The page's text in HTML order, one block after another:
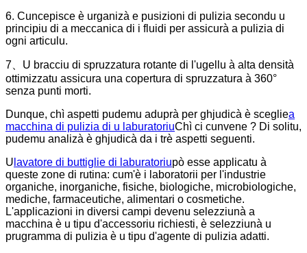
6. Cuncepisce è urganizà e pusizioni di pulizia secondu u
principiu di a meccanica di i fluidi per assicurà a pulizia di
ogni articulu.
7、U bracciu di spruzzatura rotante di l'ugellu à alta densità
ottimizzatu assicura una copertura di spruzzatura à 360°
senza punti morti.
Dunque, chì aspetti pudemu aduprà per ghjudicà è scegliea
macchina di pulizia di u laburatoriuChì ci cunvene ? Di solitu,
pudemu analizà è ghjudicà da i trè aspetti seguenti.
U lavatore di buttiglie di laburatoriupò esse applicatu à
queste zone di rutina: cum'è i laboratorii per l'industrie
organiche, inorganiche, fisiche, biologiche, microbiologiche,
mediche, farmaceutiche, alimentari o cosmetiche.
L'applicazioni in diversi campi devenu selezziunà a
macchina è u tipu d'accessoriu richiesti, è selezziunà u
prugramma di pulizia è u tipu d'agente di pulizia adatti.